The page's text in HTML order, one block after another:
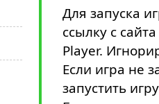
Для запуска
ссылку с
Player.
Если игра не
запустить